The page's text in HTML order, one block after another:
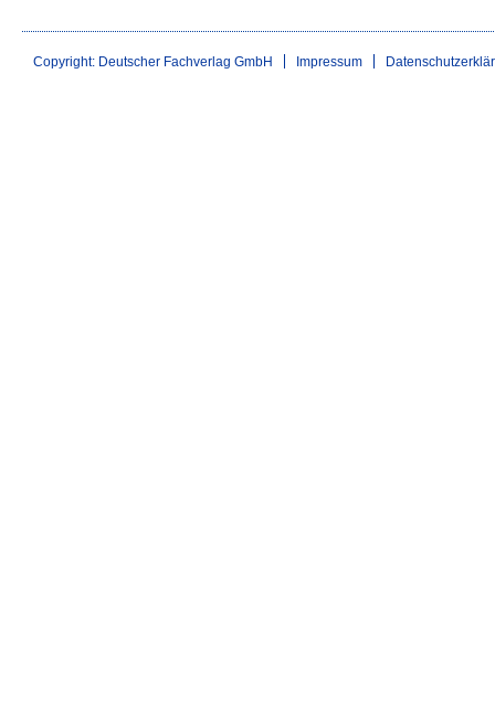
Copyright: Deutscher Fachverlag GmbH Impressum